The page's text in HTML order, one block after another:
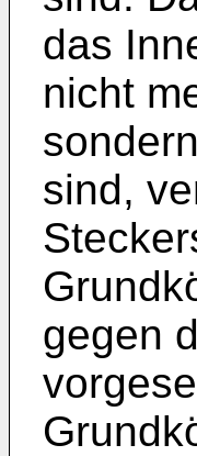
das
nicht
sind,
gegen